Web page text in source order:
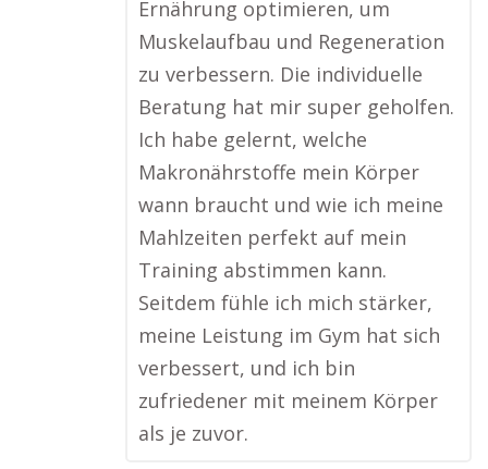
Ernährung optimieren, um
Muskelaufbau und Regeneration
zu verbessern. Die individuelle
Beratung hat mir super geholfen.
Ich habe gelernt, welche
Makronährstoffe mein Körper
wann braucht und wie ich meine
Mahlzeiten perfekt auf mein
Training abstimmen kann.
Seitdem fühle ich mich stärker,
meine Leistung im Gym hat sich
verbessert, und ich bin
zufriedener mit meinem Körper
als je zuvor.